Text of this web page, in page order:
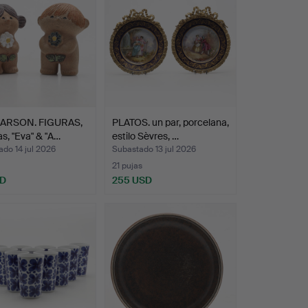
FIGURAS,
"Eva" & "A…
14 jul 2026
PLATOS. un par, porcelana,
estilo Sèvres, …
Subastado 13 jul 2026
21 pujas
255 USD